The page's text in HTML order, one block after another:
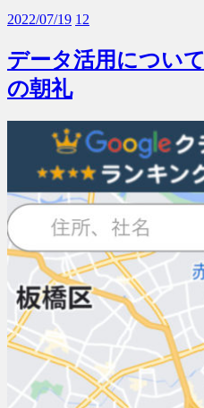
2022/07/19 12
データ活用につい
の朝礼